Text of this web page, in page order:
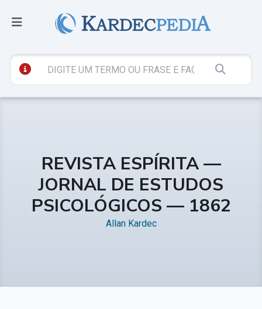
REVISTA ESPÍRITA —
JORNAL DE ESTUDOS
PSICOLÓGICOS — 1862
Allan Kardec